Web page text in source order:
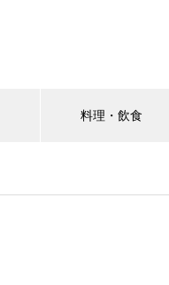
料理・飲食